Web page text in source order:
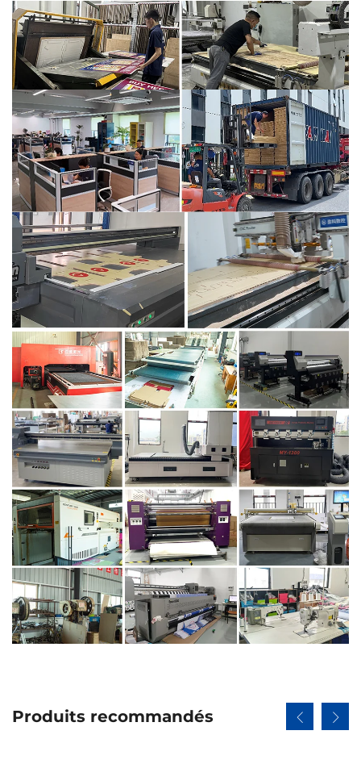
Produits recommandés